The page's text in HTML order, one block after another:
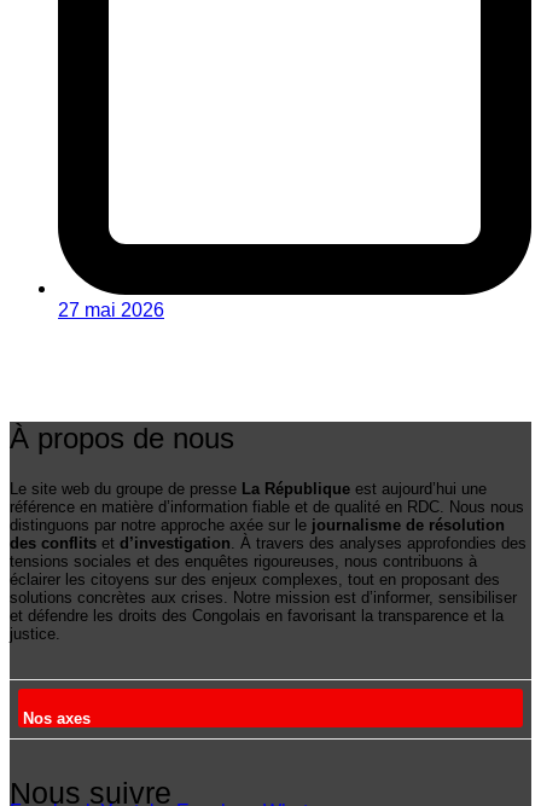
27 mai 2026
À propos de nous
Le site web du groupe de presse La République est aujourd’hui une
référence en matière d’information fiable et de qualité en RDC. Nous nous
distinguons par notre approche axée sur le journalisme de résolution
des conflits et d’investigation. À travers des analyses approfondies des
tensions sociales et des enquêtes rigoureuses, nous contribuons à
éclairer les citoyens sur des enjeux complexes, tout en proposant des
solutions concrètes aux crises. Notre mission est d’informer, sensibiliser
et défendre les droits des Congolais en favorisant la transparence et la
justice.
Nos axes
Nous suivre